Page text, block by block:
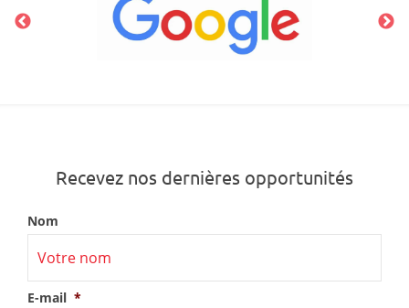
Recevez nos dernières opportunités
Nom
E-mail *